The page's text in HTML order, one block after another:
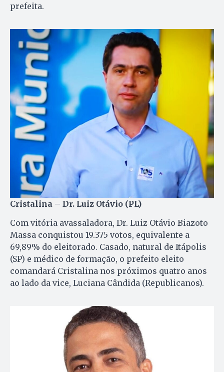
prefeita.
Cristalina – Dr. Luiz Otávio (PL)
Com vitória avassaladora, Dr. Luiz Otávio Biazoto
Massa conquistou 19.375 votos, equivalente a
69,89% do eleitorado. Casado, natural de Itápolis
(SP) e médico de formação, o prefeito eleito
comandará Cristalina nos próximos quatro anos
ao lado da vice, Luciana Cândida (Republicanos).